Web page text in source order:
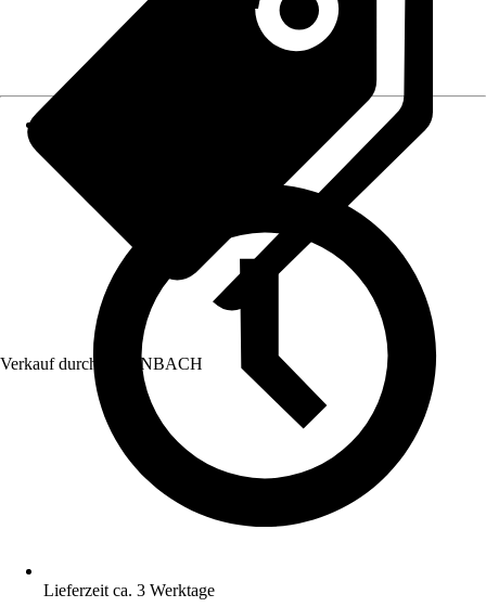
Verkauf durch: HORNBACH
Lieferzeit ca. 3 Werktage